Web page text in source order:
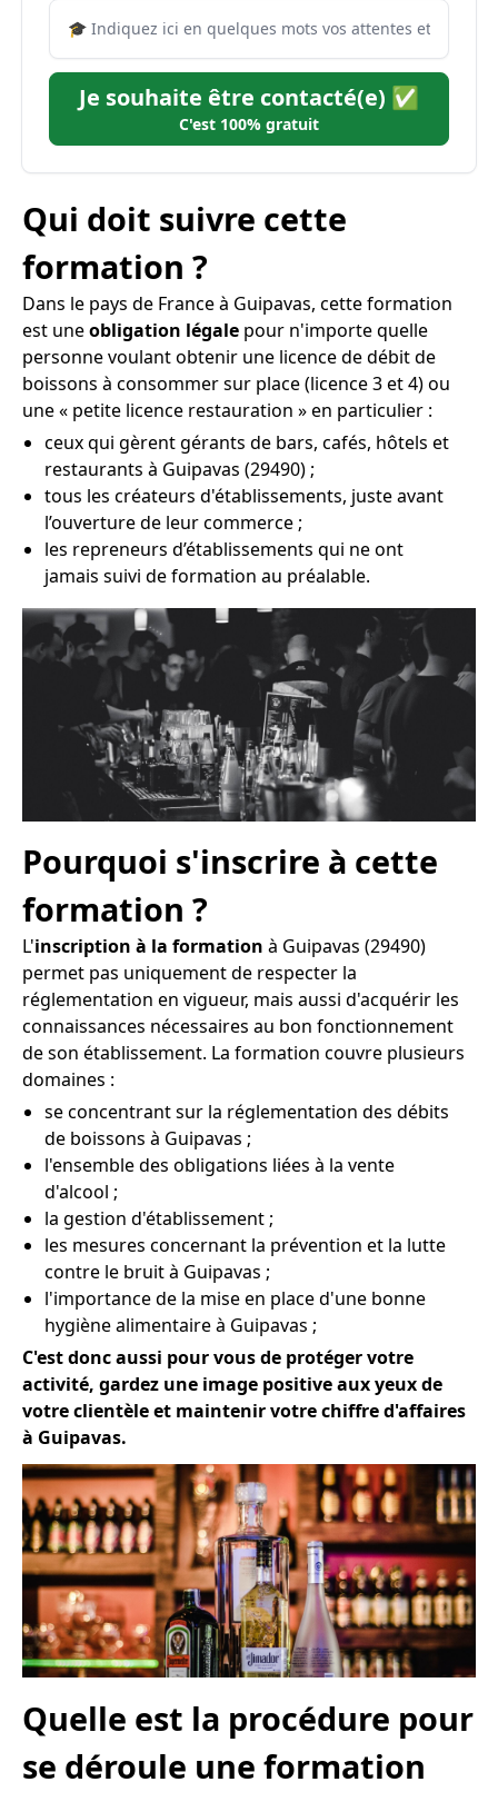
Je souhaite être contacté(e) ✅
C'est 100% gratuit
Qui doit suivre cette
formation ?
Dans le pays de France à Guipavas, cette formation
est uneobligation légale pour n'importe quelle
personne voulant obtenir une licence de débit de
boissons à consommer sur place (licence 3 et 4) ou
une « petite licence restauration » en particulier :
ceux qui gèrent gérants de bars, cafés, hôtels et
restaurants à Guipavas (29490) ;
tous les créateurs d'établissements, juste avant
l’ouverture de leur commerce ;
les repreneurs d’établissements qui ne ont
jamais suivi de formation au préalable.
Pourquoi s'inscrire à cette
formation ?
L'inscription à la formation à Guipavas (29490)
permet pas uniquement de respecter la
réglementation en vigueur, mais aussi d'acquérir les
connaissances nécessaires au bon fonctionnement
de son établissement. La formation couvre plusieurs
domaines :
se concentrant sur la réglementation des débits
de boissons à Guipavas ;
l'ensemble des obligations liées à la vente
d'alcool ;
la gestion d'établissement ;
les mesures concernant la prévention et la lutte
contre le bruit à Guipavas ;
l'importance de la mise en place d'une bonne
hygiène alimentaire à Guipavas ;
C'est donc aussi pour vous de protéger votre
activité, gardez une image positive aux yeux de
votre clientèle et maintenir votre chiffre d'affaires
à Guipavas.
Quelle est la procédure pour
se déroule une formation